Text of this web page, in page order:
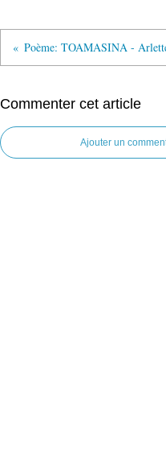
Commenter cet article
Ajouter un